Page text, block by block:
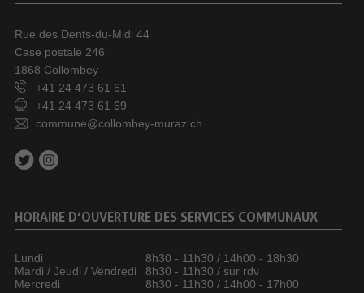
Rue des Dents-du-Midi 44
Case postale 246
1868 Collombey
+41 24 473 61 61
+41 24 473 61 69
commune@collombey-muraz.ch
HORAIRE D’OUVERTURE DES SERVICES COMMUNAUX
Lundi
8h30 - 11h30 / 14h00 - 18h30
Mardi / Jeudi / Vendredi
8h30 - 11h30 / sur rdv
Mercredi
8h30 - 11h30 / 14h00 - 17h00